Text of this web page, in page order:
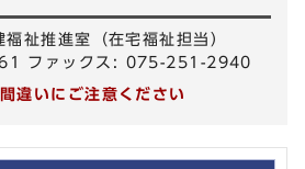
祉推進室（在宅福祉担当）
ファックス: 075-251-2940
違いにご注意ください